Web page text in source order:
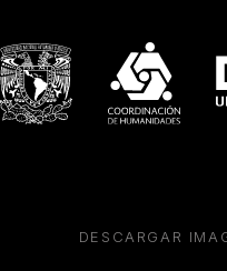
DESCARGAR